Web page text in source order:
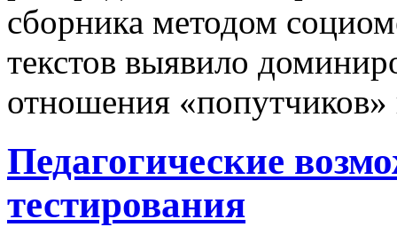
сборника методом
текстов выявило
отношения «попутчиков»
Педагогические
тестирования